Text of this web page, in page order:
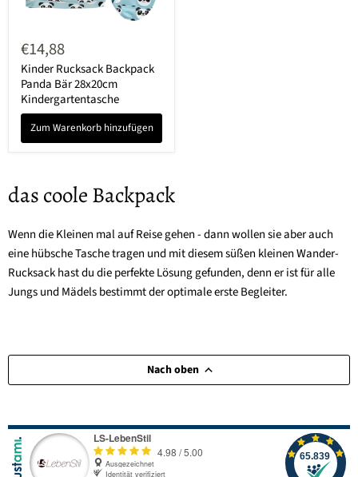
Rucksack
Backpack
Panda
Bär
28x20cm
Kindergartentasche
€14,88
Kinder Rucksack Backpack
Panda Bär 28x20cm
Kindergartentasche
Zum Warenkorb hinzufügen
das coole Backpack
Wenn die Kleinen mal auf Reise gehen - dann wollen sie aber auch
eine hübsche Tasche tragen und mit diesem süßen kleinen Wander-
Rucksack hast du die perfekte Lösung gefunden, denn er ist für alle
Jungs und Mädels bestimmt der optimale erste Begleiter.
Nach oben